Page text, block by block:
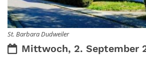
St. Barbara Dudweiler
Datum:
Mittwoch, 2. September